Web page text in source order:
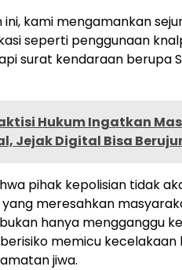
ini, kami mengamankan
seperti penggunaan
surat kendaraan berupa
Hukum Ingatkan
Jejak Digital Bisa
pihak kepolisian tidak
meresahkan
hanya mengganggu
memicu kecelakaan
jiwa.